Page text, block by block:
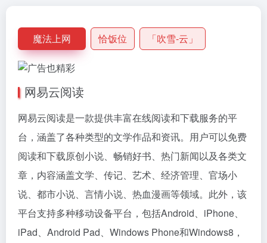
魔法上网 恰饭位 「吹雪-云」
网易云阅读
网易云阅读是一款提供丰富在线阅读和下载服务的平
台，涵盖了各种类型的文学作品和资讯。用户可以免费
阅读和下载原创小说、畅销好书、热门新闻以及各类文
章，内容涵盖文学、传记、艺术、经济管理、官场小
说、都市小说、言情小说、热血漫画等领域。此外，该
平台支持多种移动设备平台，包括Android、iPhone、
iPad、Android Pad、Windows Phone和Windows8，